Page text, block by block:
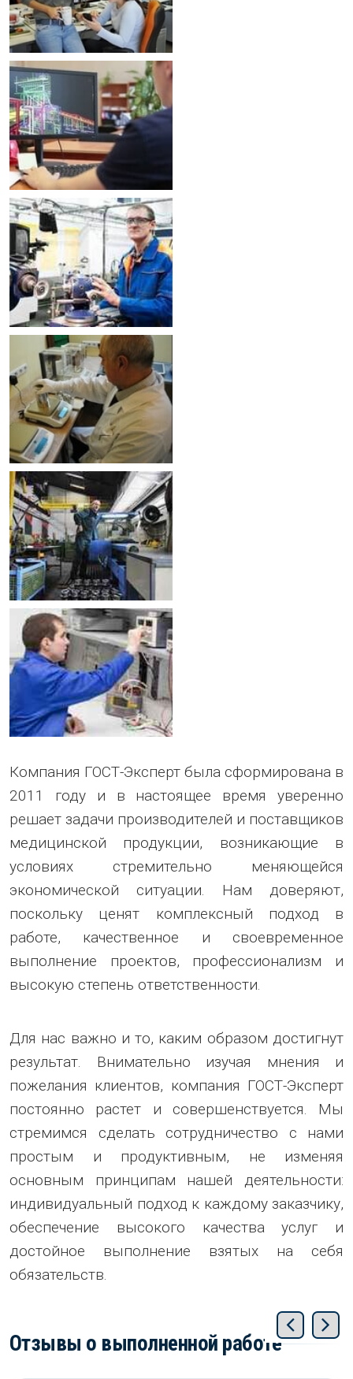
Компания ГОСТ-Эксперт была сформирована в
2011 году и в настоящее время уверенно
решает задачи производителей и поставщиков
медицинской продукции, возникающие в
условиях стремительно меняющейся
экономической ситуации. Нам доверяют,
поскольку ценят комплексный подход в
работе, качественное и своевременное
выполнение проектов, профессионализм и
высокую степень ответственности.
Для нас важно и то, каким образом достигнут
результат. Внимательно изучая мнения и
пожелания клиентов, компания ГОСТ-Эксперт
постоянно растет и совершенствуется. Мы
стремимся сделать сотрудничество с нами
простым и продуктивным, не изменяя
основным принципам нашей деятельности:
индивидуальный подход к каждому заказчику,
обеспечение высокого качества услуг и
достойное выполнение взятых на себя
обязательств.
Отзывы о выполненной работе